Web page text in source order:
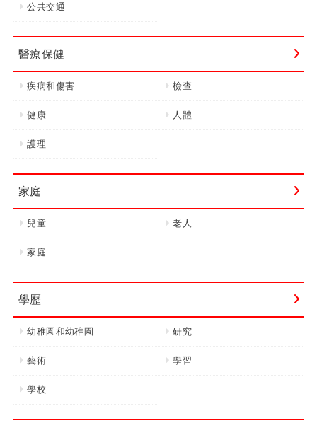
公共交通
醫療保健
疾病和傷害 檢查
健康 人體
護理
家庭
兒童 老人
家庭
學歷
幼稚園和幼稚園 研究
藝術 學習
學校